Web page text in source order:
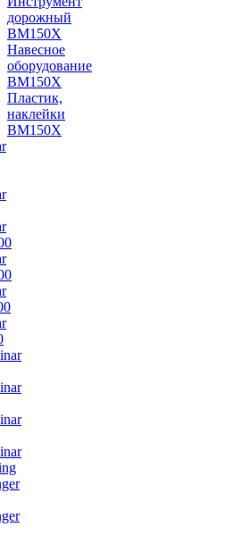
дорожный
BM150X
Навесное
оборудование
BM150X
Пластик,
наклейки
BM150X